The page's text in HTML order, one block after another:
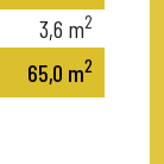
3,6 m2
65,0 m2